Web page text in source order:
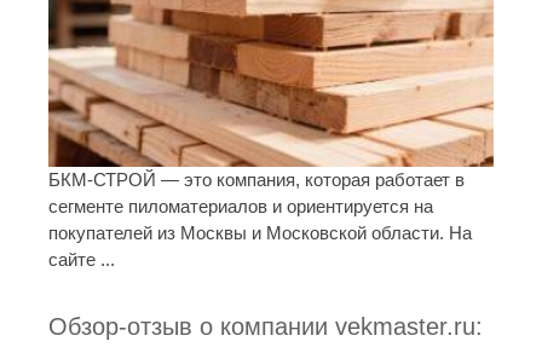
БКМ-СТРОЙ — это компания, которая работает в
сегменте пиломатериалов и ориентируется на
покупателей из Москвы и Московской области. На
сайте ...
Обзор-отзыв о компании vekmaster.ru: